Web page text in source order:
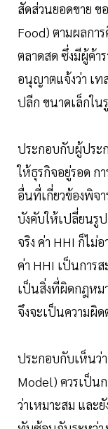
สัดส่วนยอดขาย ข
Food) ตามผลกา
ตลาดสด ซึ่งมีผู้ค้า
อนุญาตแจ้งว่า เท
ปลีก ขนาดเล็กใน
ประกอบกับผู้ประ
ให้ธุรกิจอยู่รอด ก
อื่นที่เกี่ยวข้องพิจ
บังคับให้เปลี่ยน
จริง ค่า HHI ก็ไม่
ค่า HHI เป็นการ
เป็นสิ่งที่ผิดกฎหม
จึงจะเป็นความผิ
ประกอบกับเห็นว่
Model) ควรเป็น
ว่าเหมาะสม และ